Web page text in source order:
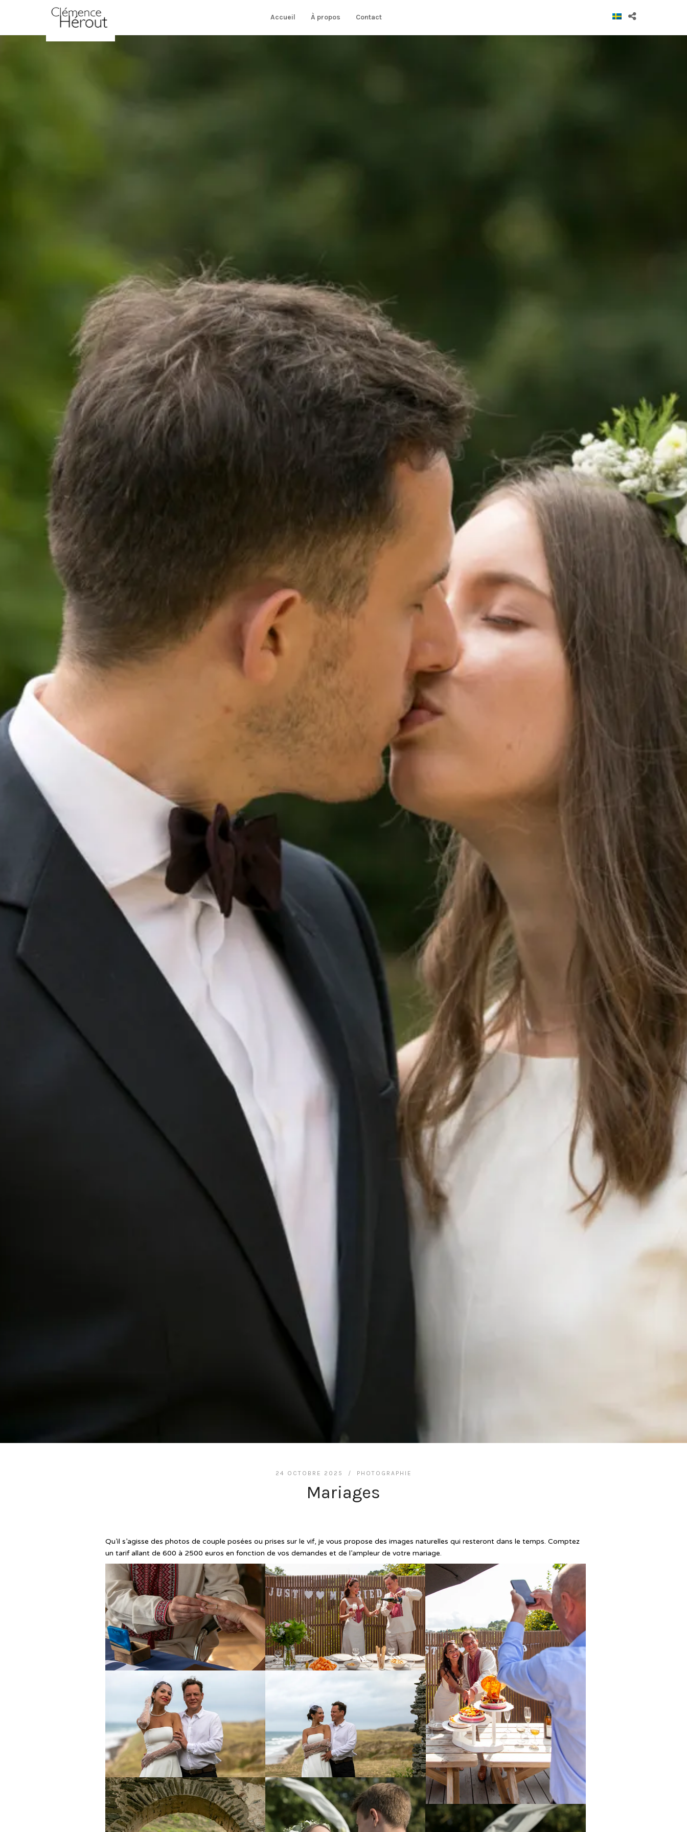
Accueil À propos Contact
24 OCTOBRE 2025 / PHOTOGRAPHIE
Mariages
Qu’il s’agisse des photos de couple posées ou prises sur le vif, je vous propose des images naturelles qui resteront dans le temps. Comptez
un tarif allant de 600 à 2500 euros en fonction de vos demandes et de l’ampleur de votre mariage.